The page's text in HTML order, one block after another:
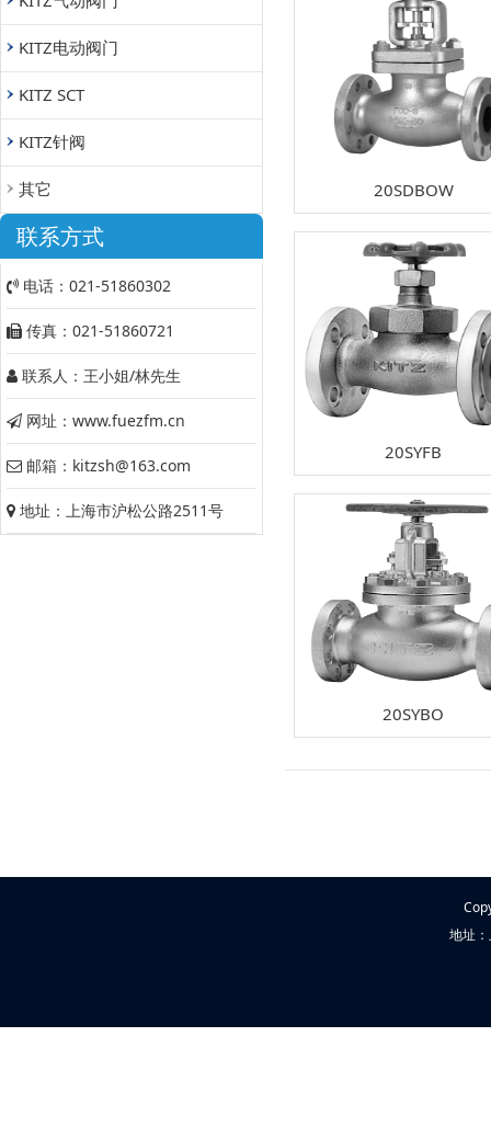
KITZ电动阀门
KITZ SCT
KITZ针阀
其它
联系方式
电话：021-51860302
传真：021-51860721
联系人：王小姐/林先生
网址：www.fuezfm.cn
邮箱：kitzsh@163.com
地址：上海市沪松公路2511号
20SDBOW
20SYFB
20SYBO
地址